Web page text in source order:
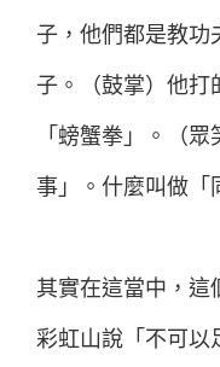
子，他們都是教功
子。（鼓掌）他打
「螃蟹拳」。（
事」。什麼叫做「
其實在這當中，這
彩虹山說「不可以